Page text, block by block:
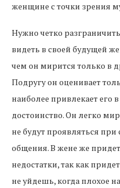
женщине с точки зрения
Нужно четко
видеть в своей будущей
чем он мирится только в
Подругу он оценивает
наиболее привлекает его
достоинство. Он легко
не будут проявляться
общения. В жене же
недостатки, так как
не уйдешь, когда плохое